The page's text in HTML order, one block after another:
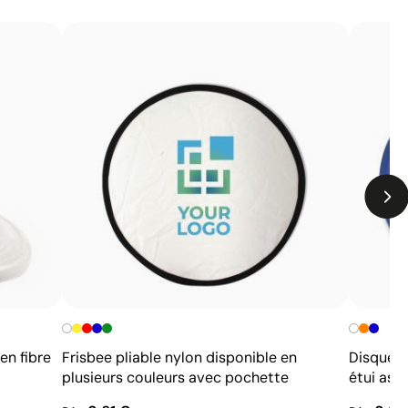
fibre
Frisbee pliable nylon disponible en
plusieurs couleurs avec pochette
Disque
étui